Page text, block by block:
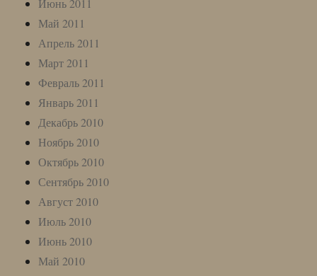
Июнь 2011
Май 2011
Апрель 2011
Март 2011
Февраль 2011
Январь 2011
Декабрь 2010
Ноябрь 2010
Октябрь 2010
Сентябрь 2010
Август 2010
Июль 2010
Июнь 2010
Май 2010